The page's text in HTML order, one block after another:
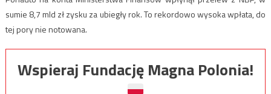
sumie 8,7 mld zł zysku za ubiegły rok. To rekordowo wysoka wpłata, do
tej pory nie notowana.
Wspieraj Fundację Magna Polonia!